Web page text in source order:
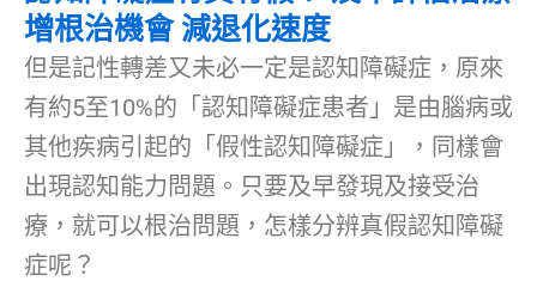
增根治機會 減退化速度
但是記性轉差又未必一定是認知障礙症，原來
有約5至10%的「認知障礙症患者」是由腦病或
其他疾病引起的「假性認知障礙症」，同樣會
出現認知能力問題。只要及早發現及接受治
療，就可以根治問題，怎樣分辨真假認知障礙
症呢？